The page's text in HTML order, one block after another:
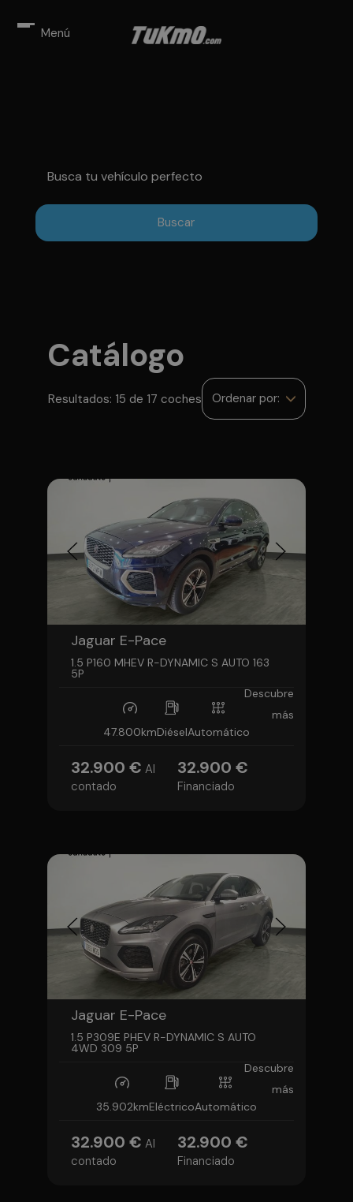
Menú
Busca tu vehículo perfecto
Buscar
Catálogo
Resultados: 15 de 17 coches Ordenar por:
Jaguar E-Pace
1.5 P160 MHEV R-DYNAMIC S AUTO 163
5P
47.800kmDiéselAutomático
32.900 € Al
contado
32.900 €
Financiado
Descubre
más
Jaguar E-Pace
1.5 P309E PHEV R-DYNAMIC S AUTO
4WD 309 5P
35.902kmEléctricoAutomático
32.900 € Al
contado
32.900 €
Financiado
Descubre
más